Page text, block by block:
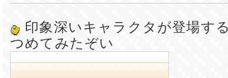
印象深いキャラクタが登場す
つめてみたぞい